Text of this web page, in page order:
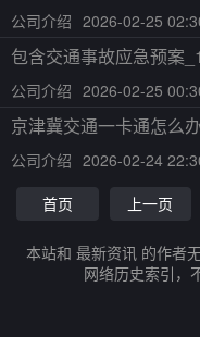
公司介绍 2026-02-25
包含交通事故应急预案
公司介绍 2026-02-25
京津冀交通一卡通怎么
公司介绍 2026-02-24
首页
上一页
本站和 最新资讯 的作者
网络历史索引，